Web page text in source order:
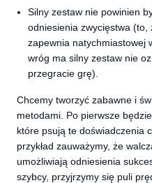
Silny zestaw nie powinien
odniesienia zwycięstwa
zapewnia natychmiastowej
wróg ma silny zestaw nie
przegracie grę).
Chcemy tworzyć zabawne i
metodami. Po pierwsze
które psują te doświadczenia
przykład zauważymy, że
umożliwiają odniesienia
szybcy, przyjrzymy się puli